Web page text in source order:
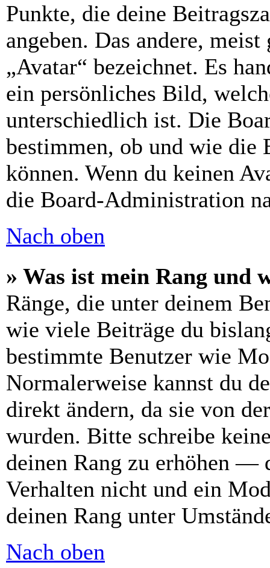
Punkte, die deine
angeben. Das andere,
„Avatar“ bezeichnet. Es
ein persönliches Bild,
unterschiedlich ist. Die
bestimmen, ob und wie die
können. Wenn du keinen
die Board-Administration
Nach oben
» Was ist mein Rang und
Ränge, die unter deinem
wie viele Beiträge du
bestimmte Benutzer wie
Normalerweise kannst du
direkt ändern, da sie von
wurden. Bitte schreibe
deinen Rang zu erhöhen —
Verhalten nicht und ein
deinen Rang unter
Nach oben